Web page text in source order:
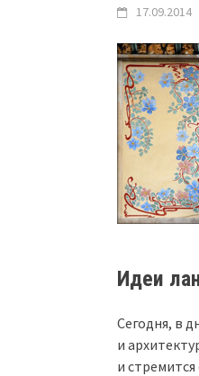
17.09.2014
Идеи
Сегодня, в
и
и